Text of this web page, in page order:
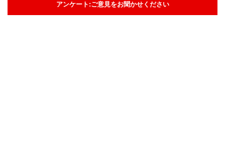
アンケート:ご意見をお聞かせください